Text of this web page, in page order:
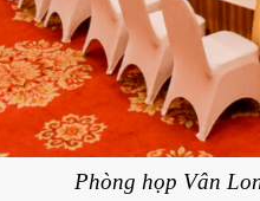
Phòng họp Vân